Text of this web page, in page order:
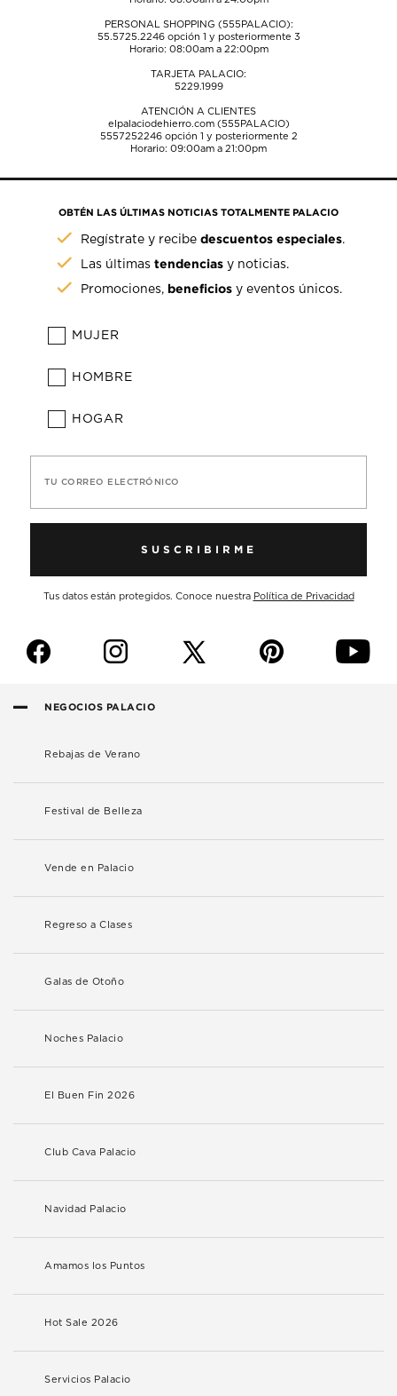
PERSONAL SHOPPING (555PALACIO):
55.5725.2246opción 1 y posteriormente 3
Horario: 08:00am a 22:00pm
TARJETA PALACIO:
5229.1999
ATENCIÓN A CLIENTES
elpalaciodehierro.com (555PALACIO)
5557252246opción 1 y posteriormente 2
Horario: 09:00am a 21:00pm
OBTÉN LAS ÚLTIMAS NOTICIAS TOTALMENTE PALACIO
Regístrate y recibedescuentos especiales.
Las últimastendencias y noticias.
Promociones, beneficios y eventos únicos.
MUJER
HOMBRE
HOGAR
TU CORREO ELECTRÓNICO
SUSCRIBIRME
Tus datos están protegidos. Conoce nuestra Política de Privacidad
f i p y
NEGOCIOS PALACIO
Rebajas de Verano
Festival de Belleza
Vende en Palacio
Regreso a Clases
Galas de Otoño
Noches Palacio
El Buen Fin 2026
Club Cava Palacio
Navidad Palacio
Amamos los Puntos
Hot Sale 2026
Servicios Palacio